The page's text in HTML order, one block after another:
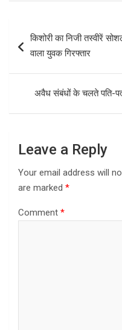
ce
b
o
o
k
st
o
d
n
ail
navigation
किशोरी का निजी तस्वीरें
वाला युवक गिरफ्तार
अवैध संबंधों के चलते पति-
Leave a Reply
Your email address will
are marked *
Comment *